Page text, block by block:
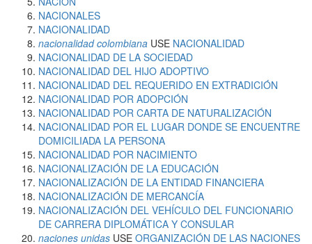
NACIONALES
NACIONALIDAD
nacionalidad colombiana USE NACIONALIDAD
NACIONALIDAD DE LA SOCIEDAD
NACIONALIDAD DEL HIJO ADOPTIVO
NACIONALIDAD DEL REQUERIDO EN EXTRADICIÓN
NACIONALIDAD POR ADOPCIÓN
NACIONALIDAD POR CARTA DE NATURALIZACIÓN
NACIONALIDAD POR EL LUGAR DONDE SE ENCUENTRE
DOMICILIADA LA PERSONA
NACIONALIDAD POR NACIMIENTO
NACIONALIZACIÓN DE LA EDUCACIÓN
NACIONALIZACIÓN DE LA ENTIDAD FINANCIERA
NACIONALIZACIÓN DE MERCANCÍA
NACIONALIZACIÓN DEL VEHÍCULO DEL FUNCIONARIO
DE CARRERA DIPLOMÁTICA Y CONSULAR
naciones unidas USE ORGANIZACIÓN DE LAS NACIONES